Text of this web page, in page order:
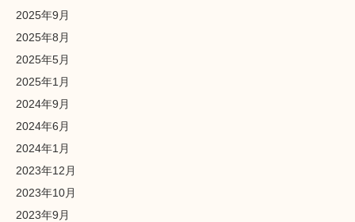
2025年9月
2025年8月
2025年5月
2025年1月
2024年9月
2024年6月
2024年1月
2023年12月
2023年10月
2023年9月